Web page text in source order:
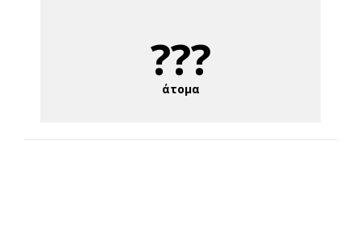
???
άτομα